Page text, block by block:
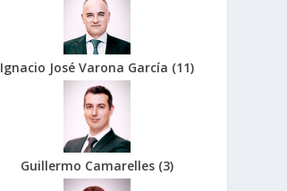
Ignacio José Varona García (11)
Guillermo Camarelles (3)